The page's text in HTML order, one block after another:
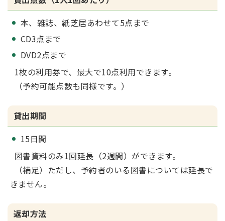
本、雑誌、紙芝居あわせて5点まで
CD3点まで
DVD2点まで
1枚の利用券で、最大で10点利用できます。
（予約可能点数も同様です。）
貸出期間
15日間
図書資料のみ1回延長（2週間）ができます。
（補足）ただし、予約者のいる図書については延長で
きません。
返却方法